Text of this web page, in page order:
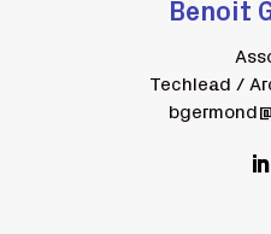
Benoit
Techlead /